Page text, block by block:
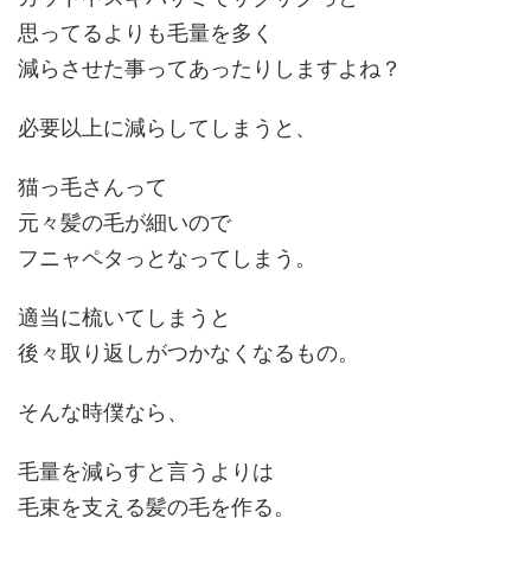
思ってるよりも毛量を多く
減らさせた事ってあったりしますよね？
必要以上に減らしてしまう と、
猫っ毛さんって
元々髪の毛が細いので
フニャペタっとなってしまう。
適当に梳いてしまうと
後々取り返しがつかなくなる もの。
そんな時僕なら、
毛量を減らすと言うよりは
毛束を支える髪の毛を作る。